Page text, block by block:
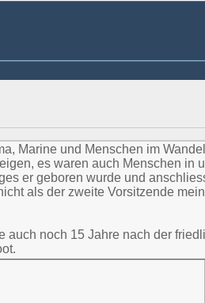
Marine und Menschen im
es waren auch Menschen in
er geboren wurde und
als der zweite Vorsitzende
noch 15 Jahre nach der